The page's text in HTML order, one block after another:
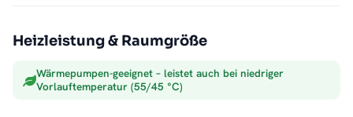
zu starten. So bleibt das Bad ganzjährig warm. Alle Größen und
Heizkörper.
Heizleistung & Raumgröße
Wärmepumpen-geeignet – leistet auch bei niedriger
Vorlauftemperatur (55/45 °C)